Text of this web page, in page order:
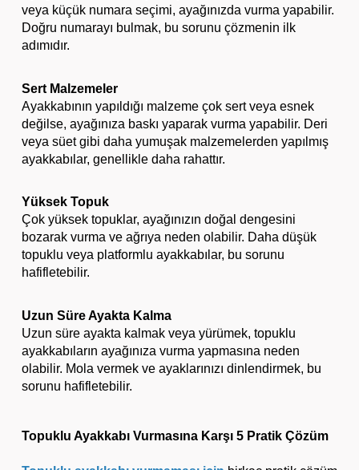
veya küçük numara seçimi, ayağınızda vurma yapabilir.
Doğru numarayı bulmak, bu sorunu çözmenin ilk
adımıdır.
Sert Malzemeler
Ayakkabının yapıldığı malzeme çok sert veya esnek
değilse, ayağınıza baskı yaparak vurma yapabilir. Deri
veya süet gibi daha yumuşak malzemelerden yapılmış
ayakkabılar, genellikle daha rahattır.
Yüksek Topuk
Çok yüksek topuklar, ayağınızın doğal dengesini
bozarak vurma ve ağrıya neden olabilir. Daha düşük
topuklu veya platformlu ayakkabılar, bu sorunu
hafifletebilir.
Uzun Süre Ayakta Kalma
Uzun süre ayakta kalmak veya yürümek, topuklu
ayakkabıların ayağınıza vurma yapmasına neden
olabilir. Mola vermek ve ayaklarınızı dinlendirmek, bu
sorunu hafifletebilir.
Topuklu Ayakkabı Vurmasına Karşı 5 Pratik Çözüm